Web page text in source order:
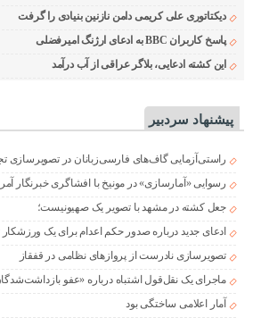
دیکتاتوری علی کریمی دامن نازنین بنیادی را گرفت
پاسخ کاربران BBC به ادعای ارژنگ امیرفضلی
این کشته ادعایی، بلاگر عراقی از آب درآمد
پیشنهاد سردبیر
راستی‌آزمایی گاف‌های فارسی‌زبانان در تصویرسازی
رسوایی «آمارسازی» در مونیخ با افشاگری خبرنگار
جعل کشته در مشهد با تصویر یک صهیونیست؛
ادعای جدید درباره صدور حکم اعدام برای یک
تصویرسازی نادرست از پروازهای نظامی در قفقاز
ماجرای یک نقل‌قول اشتباه درباره «عفو
آمار اعلامی ساختگی بود